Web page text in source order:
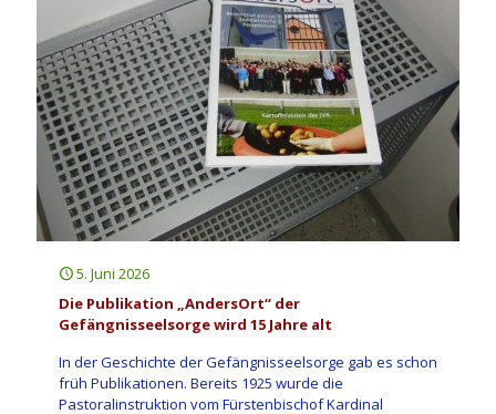
5. Juni 2026
Die Publikation „AndersOrt“ der
Gefängnisseelsorge wird 15 Jahre alt
In der Geschichte der Gefängnisseelsorge gab es schon
früh Publikationen. Bereits 1925 wurde die
Pastoralinstruktion vom Fürstenbischof Kardinal